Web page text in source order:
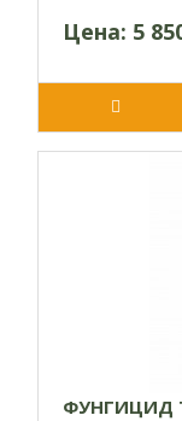
Цена: 5
ФУНГИЦИД